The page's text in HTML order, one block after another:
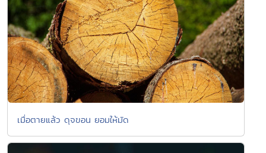
เมื่อตายแล้ว ดุจขอน ยอมให้มัด